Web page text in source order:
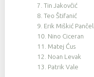
7. Tin Jakovčić
8. Teo Štifanić
9. Erik Miškić
10. Nino Ciceran
11. Matej Ćus
12. Noan Levak
13. Patrik Vale